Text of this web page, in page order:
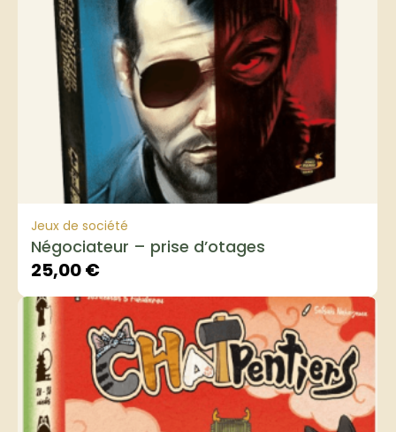
Jeux de société
Négociateur – prise d’otages
25,00€